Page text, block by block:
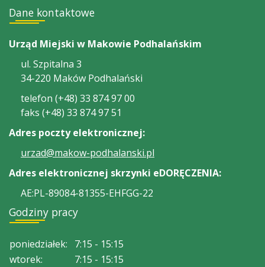
Dane kontaktowe
Urząd Miejski w Makowie Podhalańskim
ul. Szpitalna 3
34-220 Maków Podhalański
telefon (+48) 33 874 97 00
faks (+48) 33 874 97 51
Adres poczty elektronicznej:
urzad@makow-podhalanski.pl
Adres elektronicznej skrzynki eDORĘCZENIA:
AE:PL-89084-81355-EHFGG-22
Godziny pracy
poniedziałek:
7:15 - 15:15
wtorek:
7:15 - 15:15